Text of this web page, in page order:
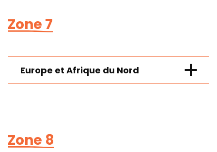
Zone 7
Europe et Afrique du Nord
Zone 8